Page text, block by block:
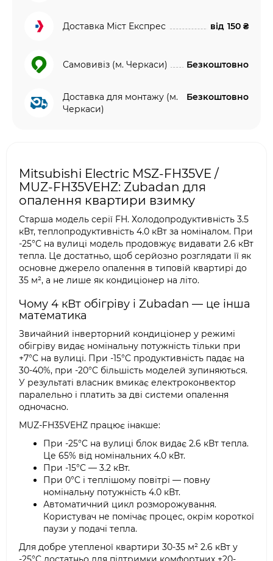
Доставка Міст Експрес від 150 ₴
Самовивіз (м. Черкаси) Безкоштовно
Доставка для монтажу (м.
Черкаси)
Безкоштовно
Mitsubishi Electric MSZ-FH35VE /
MUZ-FH35VEHZ: Zubadan для
опалення квартири взимку
Старша модель серії FH. Холодопродуктивність 3.5
кВт, теплопродуктивність 4.0 кВт за номіналом. При
-25°C на вулиці модель продовжує видавати 2.6 кВт
тепла. Це достатньо, щоб серйозно розглядати її як
основне джерело опалення в типовій квартирі до
35 м², а не лише як кондиціонер на літо.
Чому 4 кВт обігріву і Zubadan — це інша
математика
Звичайний інверторний кондиціонер у режимі
обігріву видає номінальну потужність тільки при
+7°C на вулиці. При -15°C продуктивність падає на
30-40%, при -20°C більшість моделей зупиняються.
У результаті власник вмикає електроконвектор
паралельно і платить за дві системи опалення
одночасно.
MUZ-FH35VEHZ працює інакше:
При -25°C на вулиці блок видає 2.6 кВт тепла.
Це 65% від номінальних 4.0 кВт.
При -15°C — 3.2 кВт.
При 0°C і теплішому повітрі — повну
номінальну потужність 4.0 кВт.
Автоматичний цикл розморожування.
Користувач не помічає процес, окрім короткої
паузи у подачі тепла.
Для добре утепленої квартири 30-35 м² 2.6 кВт у